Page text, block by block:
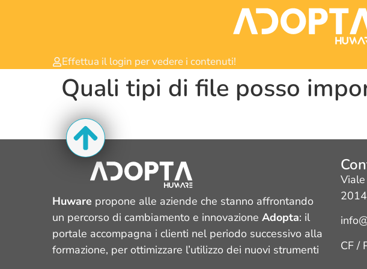
Effettua il login per vedere i contenuti!
Quali tipi di file posso
Huware propone alle aziende che stanno affrontando
un percorso di cambiamento e innovazione Adopta: il
portale accompagna i clienti nel periodo successivo alla
formazione, per ottimizzare l’utilizzo dei nuovi strumenti
CF /